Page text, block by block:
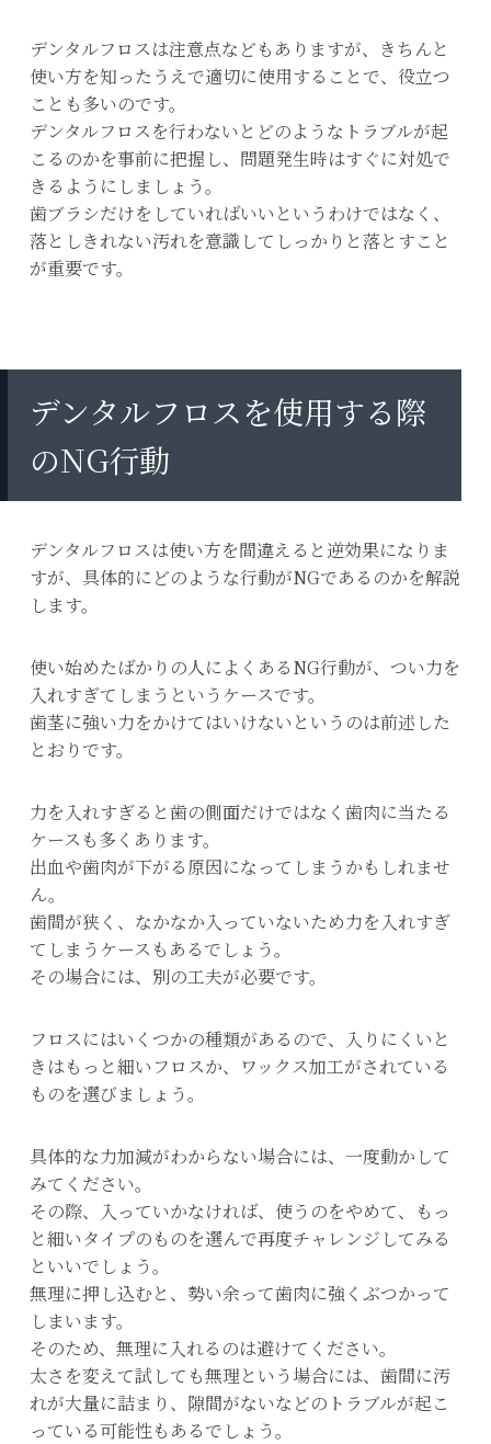
デンタルフロスは注意点などもありますが、きちんと
使い方を知ったうえで適切に使用することで、役立つ
ことも多いのです。
デンタルフロスを行わないとどのようなトラブルが起
こるのかを事前に把握し、問題発生時はすぐに対処で
きるようにしましょう。
歯ブラシだけをしていればいいというわけではなく、
落としきれない汚れを意識してしっかりと落とすこと
が重要です。
デンタルフロスを使用する際
のNG行動
デンタルフロスは使い方を間違えると逆効果になりま
すが、具体的にどのような行動がNGであるのかを解説
します。
使い始めたばかりの人によくあるNG行動が、つい力を
入れすぎてしまうというケースです。
歯茎に強い力をかけてはいけないというのは前述した
とおりです。
力を入れすぎると歯の側面だけではなく歯肉に当たる
ケースも多くあります。
出血や歯肉が下がる原因になってしまうかもしれませ
ん。
歯間が狭く、なかなか入っていないため力を入れすぎ
てしまうケースもあるでしょう。
その場合には、別の工夫が必要です。
フロスにはいくつかの種類があるので、入りにくいと
きはもっと細いフロスか、ワックス加工がされている
ものを選びましょう。
具体的な力加減がわからない場合には、一度動かして
みてください。
その際、入っていかなければ、使うのをやめて、もっ
と細いタイプのものを選んで再度チャレンジしてみる
といいでしょう。
無理に押し込むと、勢い余って歯肉に強くぶつかって
しまいます。
そのため、無理に入れるのは避けてください。
太さを変えて試しても無理という場合には、歯間に汚
れが大量に詰まり、隙間がないなどのトラブルが起こ
っている可能性もあるでしょう。